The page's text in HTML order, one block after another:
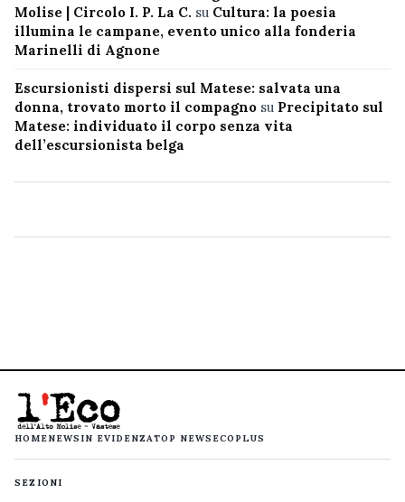
Molise | Circolo I. P. La C. su Cultura: la poesia
illumina le campane, evento unico alla fonderia
Marinelli di Agnone
Escursionisti dispersi sul Matese: salvata una
donna, trovato morto il compagno su Precipitato sul
Matese: individuato il corpo senza vita
dell’escursionista belga
HOMENEWS IN EVIDENZATOP NEWS ECOPLUS
SEZIONI